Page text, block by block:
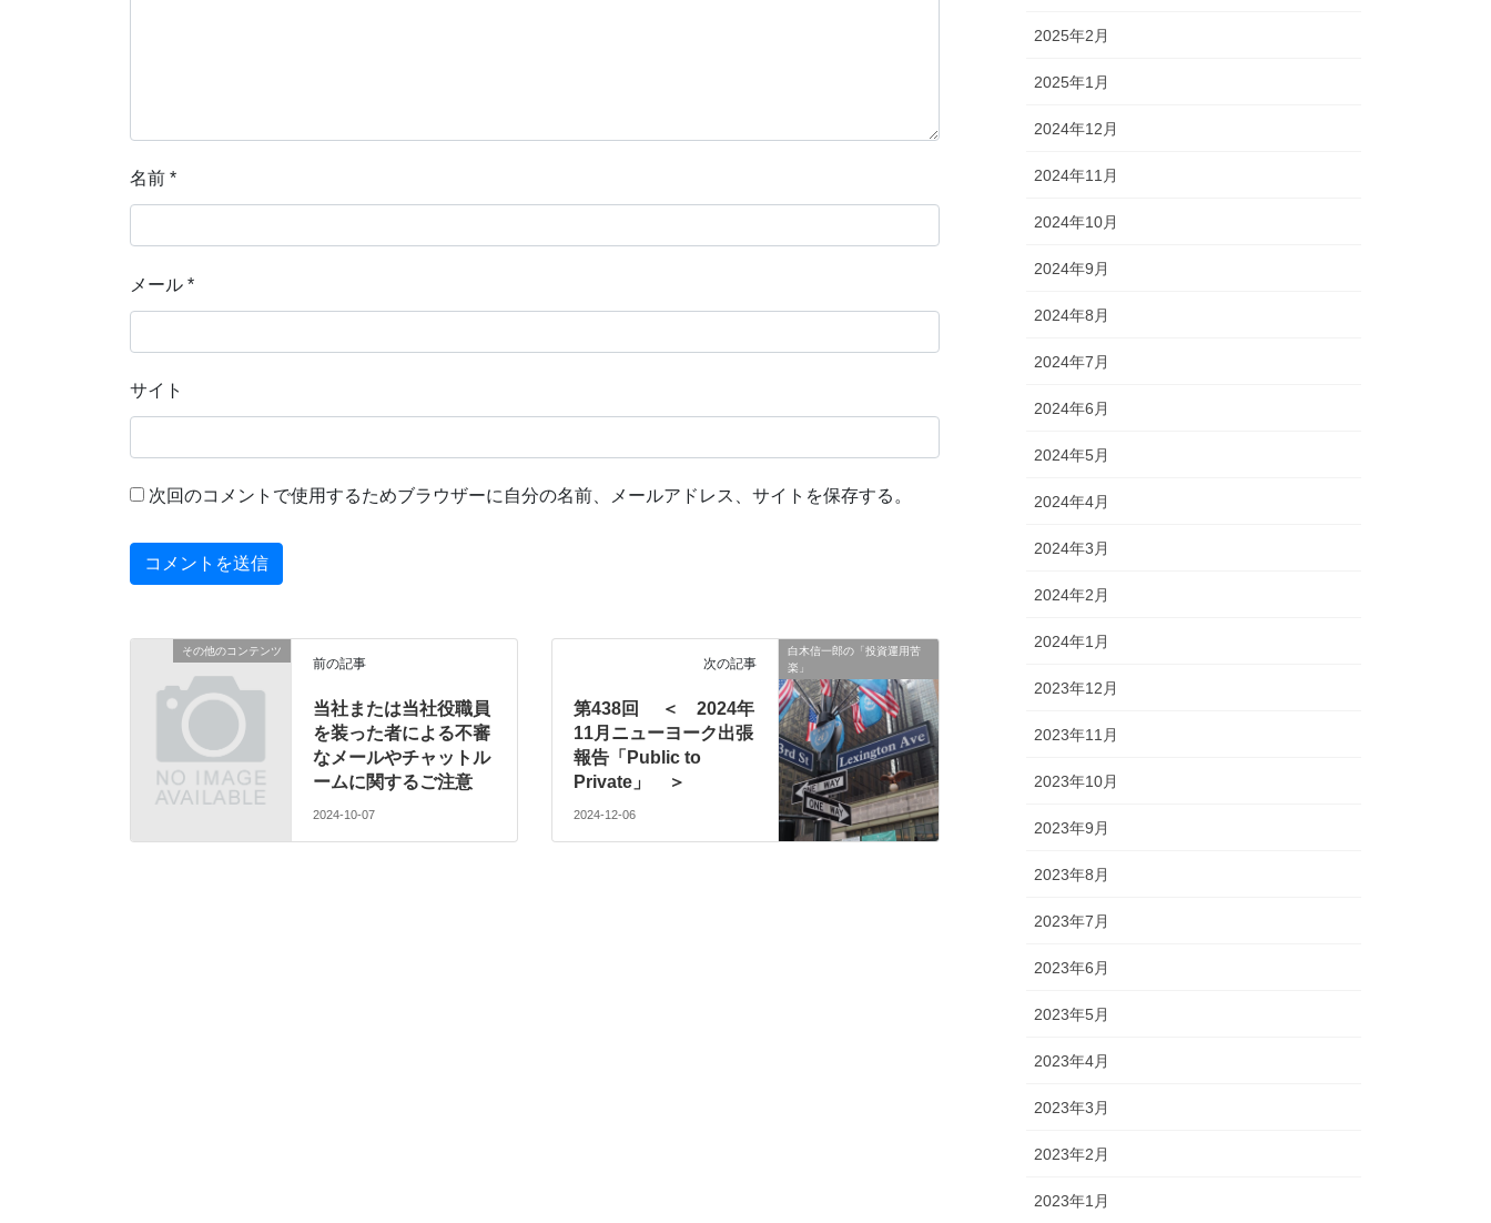
名前 *
メール *
サイト
次回のコメントで使用するためブラウザーに自分の名前、メールアドレス、サイトを保存する。
その他のコンテンツ
前の記事
当社または当社役職員
を装った者による不審
なメールやチャットル
ームに関するご注意
2024-10-07
白木信一郎の「投資運用苦
楽」
次の記事
第438回 ＜ 2024年
11月ニューヨーク出張
報告「Public to
Private」 ＞
2024-12-06
2025年2月
2025年1月
2024年12月
2024年11月
2024年10月
2024年9月
2024年8月
2024年7月
2024年6月
2024年5月
2024年4月
2024年3月
2024年2月
2024年1月
2023年12月
2023年11月
2023年10月
2023年9月
2023年8月
2023年7月
2023年6月
2023年5月
2023年4月
2023年3月
2023年2月
2023年1月